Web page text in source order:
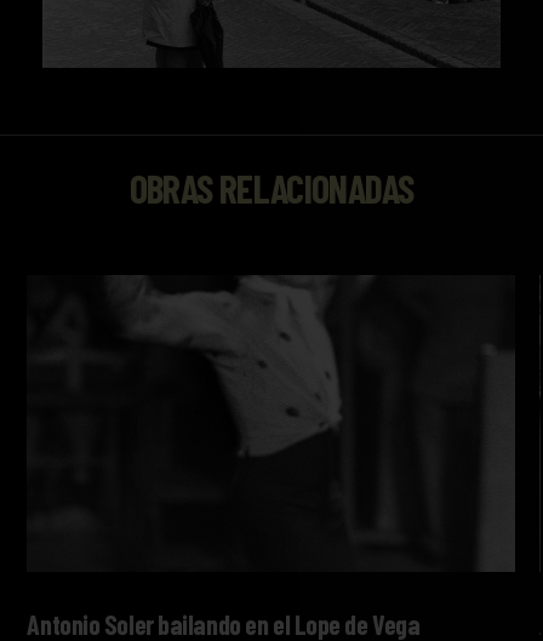
OBRAS RELACIONADAS
Antonio Soler bailando en el Lope de Vega